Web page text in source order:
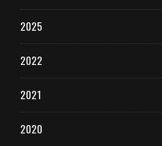
2025
2022
2021
2020